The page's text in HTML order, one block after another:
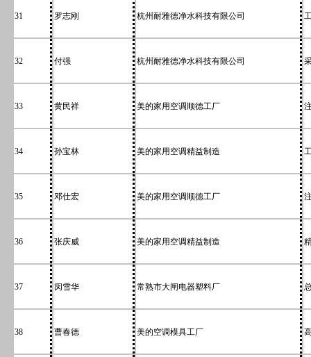
31 罗志刚 杭州耐雅德净水科技有限公司
32 付强 杭州耐雅德净水科技有限公司
33 黄民祥 美的家用空调顺德工厂
34 孙宝林 美的家用空调精益制造
35 邓仕宏 美的家用空调顺德工厂
36 张庆威 美的家用空调精益制造
37 闵雪华 常熟市大闸电器塑料厂
38 曹春德 美的空调模具工厂